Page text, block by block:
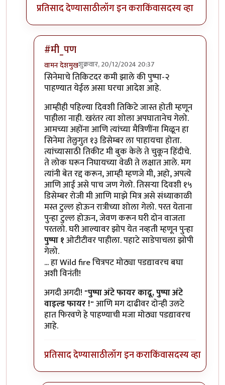
प्रतिसाद देण्यासाठीलॉग इन कराकिंवासदस्य व्हा
#मी_पण
वामन देशमुखशुक्रवार, 20/12/2024 20:37
In reply toसिनेमाचे तिकिटदर कमी झाले की
सिनेमाचे तिकिटदर कमी झाले की पुष्पा-२
पाहण्यात येईल असा घरचा आदेश आहे.
आम्हीही पहिल्या दिवशी तिकिटे जास्त होती म्हणून
पाहीला नाही. खरंतर त्या शोला अपघातानेच गेलो.
आमच्या अहोंना आणि त्यांच्या मैत्रिणींना मिळून हा
सिनेमा तेलुगुत १३ डिसेम्बर ला पाहायचा होता.
त्यांच्यासाठी तिकीट मी बुक केले ते चुकून हिंदीचे.
ते लोक घरून निघायच्या वेळी ते लक्षात आले. मग
त्यांनी बेत रद्द करून, आम्ही म्हणजे मी, अहो, अपत्ये
आणि आई असे पाच जण गेलो. तिसऱ्या दिवशी १५
डिसेम्बर रोजी मी आणि माझे मित्र असे संध्याकाळी
मस्त टुल्ल होऊन रात्रीच्या शोला गेलो. परत येताना
पुन्हा टुल्ल होऊन, जेवण करून घरी दोन वाजता
परतलो. घरी आल्यावर झोप येत नव्हती म्हणून पुन्हा
पुष्पा १ओटीटीवर पाहीला. पहाटे साडेपाचला झोपी
गेलो.
... हा Wild fire चित्रपट मोठ्या पडद्यावरच बघा
अशी विनंती!
अगदी अगदी! "पुष्पा अंटे फायर कादू, पुष्पा अंटे
वाइल्ड फायर !"आणि मग दाढीवर दोन्ही उलटे
हात फिरवणे हे पाहण्याची मजा मोठ्या पडद्यावरच
आहे.
प्रतिसाद देण्यासाठीलॉग इन कराकिंवासदस्य व्हा